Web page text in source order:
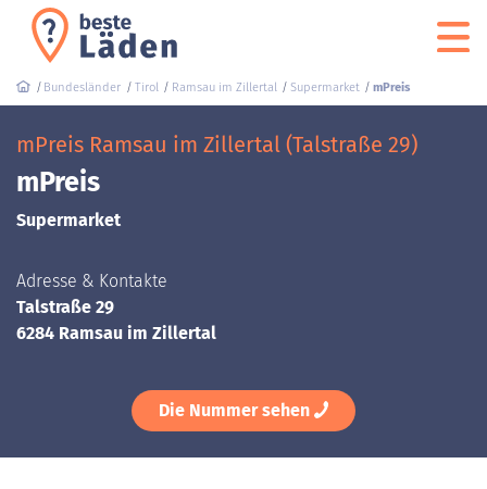
Bundesländer Tirol Ramsau im Zillertal Supermarket mPreis
mPreis Ramsau im Zillertal (Talstraße 29)
mPreis
Supermarket
Adresse & Kontakte
Talstraße 29
6284 Ramsau im Zillertal
Die Nummer sehen